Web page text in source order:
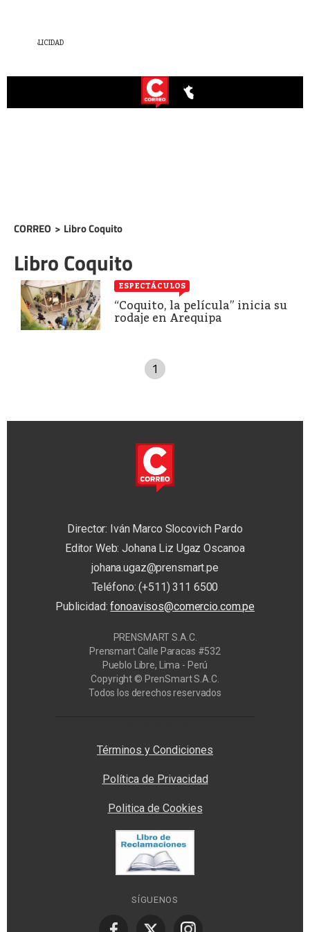
CORREO > Libro Coquito
Libro Coquito
ESPECTÁCULOS
“Coquito, la película” inicia su
rodaje en Arequipa
1
Director: Iván Marco Slocovich Pardo
Editor Web: Johana Liz Ugaz Oscanoa
johana.ugaz@prensmart.pe
Teléfono: (+511) 311 6500
Publicidad:fonoavisos@comercio.com.pe
PRENSMART S.A.C.
Prensmart Calle Paracas #532
Pueblo Libre, Lima - Perú
Copyright © PrenSmart S.A.C.
Todos los derechos reservados
Términos y Condiciones
Política de Privacidad
Politica de Cookies
SÍGUENOS